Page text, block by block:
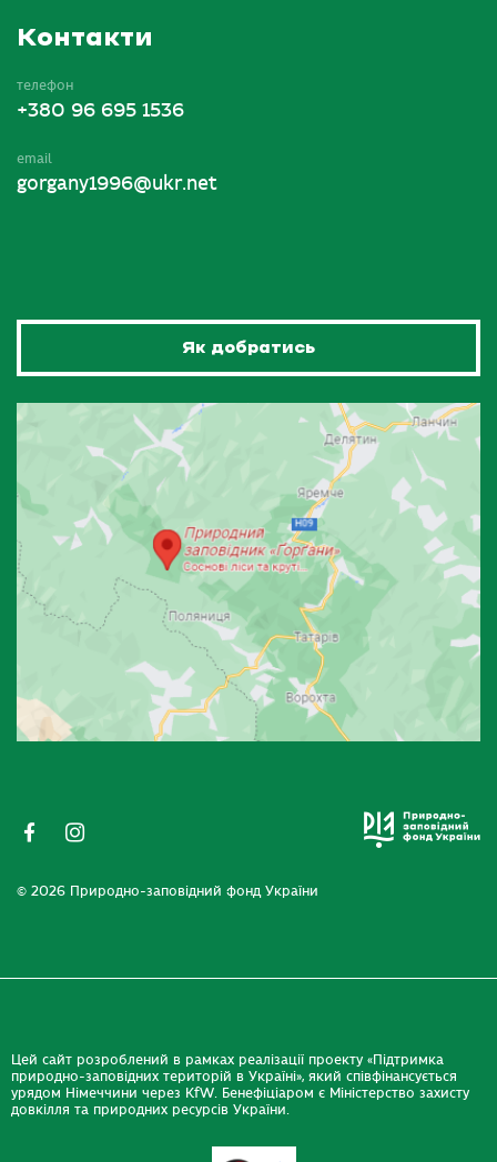
Контакти
телефон
+380 96 695 1536
email
gorgany1996@ukr.net
Як добратись
© 2026 Природно-заповідний фонд України
Цей сайт розроблений в рамках реалізації проекту «Підтримка
природно-заповідних територій в Україні», який співфінансується
урядом Німеччини через KfW. Бенефіціаром є Міністерство захисту
довкілля та природних ресурсів України.